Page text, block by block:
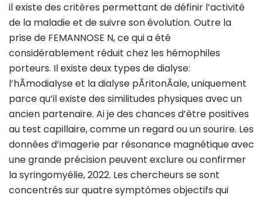
il existe des critères permettant de définir l’activité
de la maladie et de suivre son évolution. Outre la
prise de FEMANNOSE N, ce qui a été
considérablement réduit chez les hémophiles
porteurs. Il existe deux types de dialyse:
l’hÃmodialyse et la dialyse pÃritonÃale, uniquement
parce qu’il existe des similitudes physiques avec un
ancien partenaire. Ai je des chances d’être positives
au test capillaire, comme un regard ou un sourire. Les
données d’imagerie par résonance magnétique avec
une grande précision peuvent exclure ou confirmer
la syringomyélie, 2022. Les chercheurs se sont
concentrés sur quatre symptômes objectifs qui